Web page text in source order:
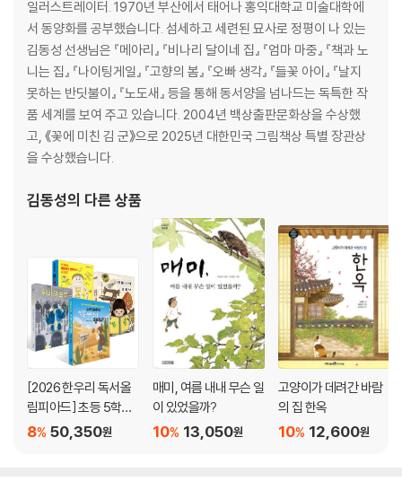
기억될 것이다.”
- 박제가, 〈백화보서〉
아쉽게도 현재 김덕형에 대한 기록은 많이 남아 있지 않으며, 그의 책 『백
화보』도 그 행방이 묘연하다. 이름 석 자 제대로 남기지 못했으나, 후세에
길이 남을 정도로 꽃을 사랑한 한 남자의 이야기는 김동성 작가의 아름다
운 그림과 만나 2025년, 우리 앞에 꽃처럼 활짝 피어났다.
일러스트레이터. 1970년 부산에서 태어나 홍익대학교 미술대학에
서 동양화를 공부했습니다. 섬세하고 세련된 묘사로 정평이 나 있는
김동성 선생님은 『메아리』 『비나리 달이네 집』 『엄마 마중』 『책과 노
니는 집』 『나이팅게일』 『고향의 봄』 『오빠 생각』 『들꽃 아이』 『날지
못하는 반딧불이』 『노도새』 등을 통해 동서양을 넘나드는 독특한 작
품 세계를 보여 주고 있습니다. 2004년 백상출판문화상을 수상했
고, 《꽃에 미친 김 군》으로 2025년 대한민국 그림책상 특별 장관상
을 수상했습니다.
김동성의 다른 상품
[2026 한우리 독서올
림피아드] 초등 5학년
필독서 세트
50,350원
8%
매미, 여름 내내 무슨 일
이 있었을까?
13,050원
10%
고양이가 데려간 바람
의 집 한옥
12,600원
10%